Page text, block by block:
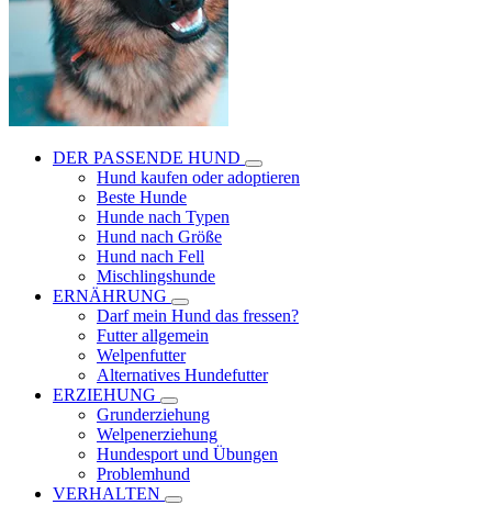
DER PASSENDE HUND
Hund kaufen oder adoptieren
Beste Hunde
Hunde nach Typen
Hund nach Größe
Hund nach Fell
Mischlingshunde
ERNÄHRUNG
Darf mein Hund das fressen?
Futter allgemein
Welpenfutter
Alternatives Hundefutter
ERZIEHUNG
Grunderziehung
Welpenerziehung
Hundesport und Übungen
Problemhund
VERHALTEN